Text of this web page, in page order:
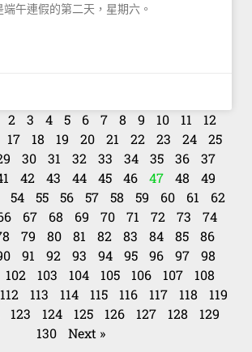
午連假的第二天，星期六。
2 3 4 5 6 7 8 9 10 11
12
17 18 19 20 21 22 23 24
25
30 31 32 33 34 35 36
37
42 43 44 45 46 47 48
49
54 55 56 57 58 59 60 61
62
67 68 69 70 71 72 73
74
79 80 81 82 83 84 85
86
91 92 93 94 95 96 97
98
102 103 104 105 106 107
108
112 113 114 115 116 117 118
119
123 124 125 126 127 128
129
130
Next »